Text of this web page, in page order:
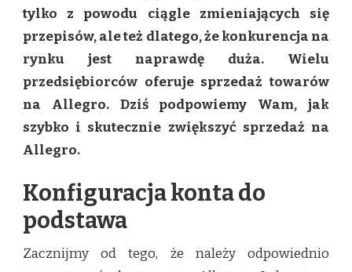
SKUTECZNIE
ZWIĘKSZYĆ
SPRZEDAŻ
NA
ALLEGRO?
tylko z powodu ciągle zmieniających się
przepisów, ale też dlatego, że konkurencja na
rynku jest naprawdę duża. Wielu
przedsiębiorców oferuje sprzedaż towarów
na Allegro. Dziś podpowiemy Wam, jak
szybko i skutecznie zwiększyć sprzedaż na
Allegro.
Konfiguracja konta do
podstawa
Zacznijmy od tego, że należy odpowiednio